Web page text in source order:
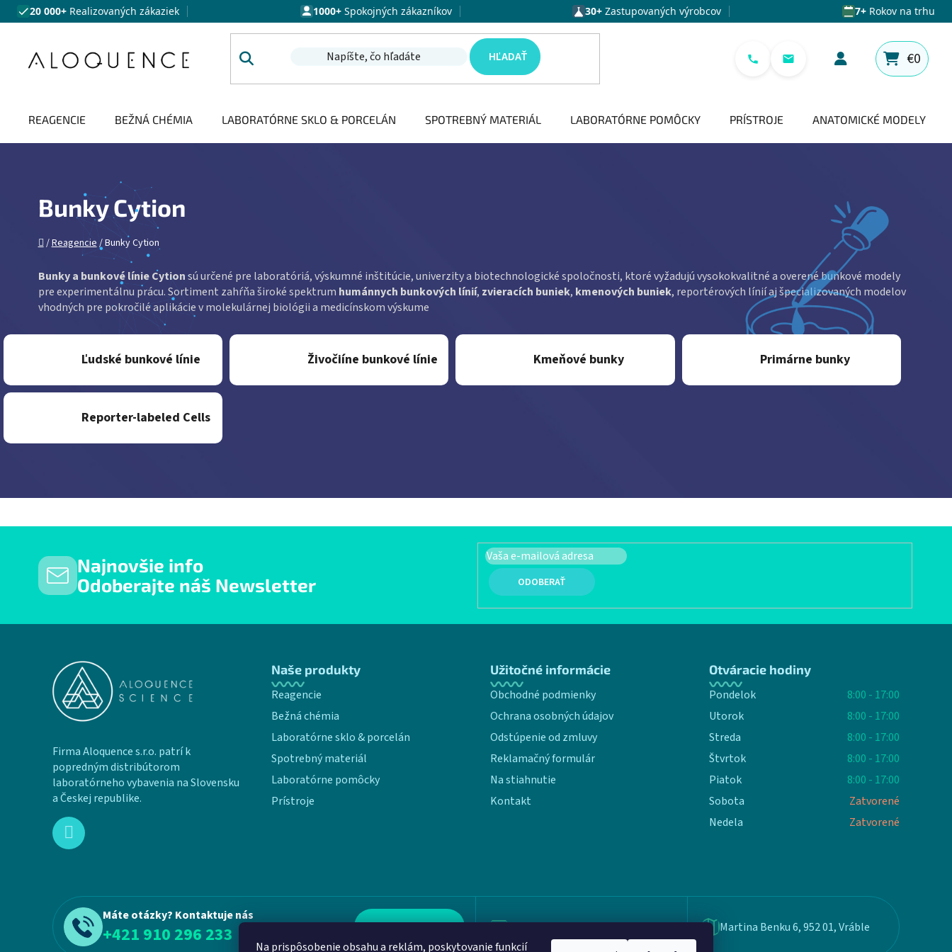
Na prispôsobenie obsahu a reklám, poskytovanie funkcií
Prejsť na obsah
20 000+ Realizovaných zákaziek 1000+Spokojných zákazníkov 30+ Zastupovaných výrobcov 7+Rokov na trhu
HĽADAŤ
NÁKUPNÝ
€0
REAGENCIE BEŽNÁ CHÉMIA LABORATÓRNE SKLO & PORCELÁN SPOTREBNÝ MATERIÁL LABORATÓRNE POMÔCKY PRÍSTROJE ANATOMICKÉ MODELY
Bunky Cytion
Domov
/Reagencie/Bunky Cytion
Bunky a bunkové línie Cytionsú určené pre laboratóriá, výskumné inštitúcie, univerzity a biotechnologické spoločnosti, ktoré vyžadujú vysokokvalitné a overené bunkové modely
pre experimentálnu prácu. Sortiment zahŕňa široké spektrum humánnych bunkových línií, zvieracích buniek, kmenových buniek, reportérových línií aj špecializovaných modelov
vhodných pre pokročilé aplikácie v molekulárnej biológii a medicínskom výskume
Ľudské bunkové línie Živočiíne bunkové línie Kmeňové bunky Primárne bunky
Reporter-labeled Cells
Najnovšie info
Odoberajte náš Newsletter
PRIHLÁSIŤ SA
Firma Aloquence s.r.o. patrí k
popredným distribútorom
laboratórneho vybavenia na Slovensku
a Českej republike.
Naše produkty
Reagencie
Bežná chémia
Laboratórne sklo & porcelán
Spotrebný materiál
Laboratórne pomôcky
Prístroje
Užitočné informácie
Obchodné podmienky
Ochrana osobných údajov
Odstúpenie od zmluvy
Reklamačný formulár
Na stiahnutie
Kontakt
Otváracie hodiny
Pondelok
8:00 - 17:00
Utorok
8:00 - 17:00
Streda
8:00 - 17:00
Štvrtok
8:00 - 17:00
Piatok
8:00 - 17:00
Sobota
Zatvorené
Nedela
Zatvorené
Máte otázky? Kontaktuje nás
+421 910 296 233 Kontaktujte nás info@aloquence.com Martina Benku 6, 952 01, Vráble